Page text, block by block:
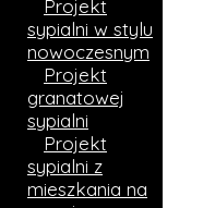
Projekt
sypialni w stylu
nowoczesnym
Projekt
granatowej
sypialni
Projekt
sypialni z
mieszkania na